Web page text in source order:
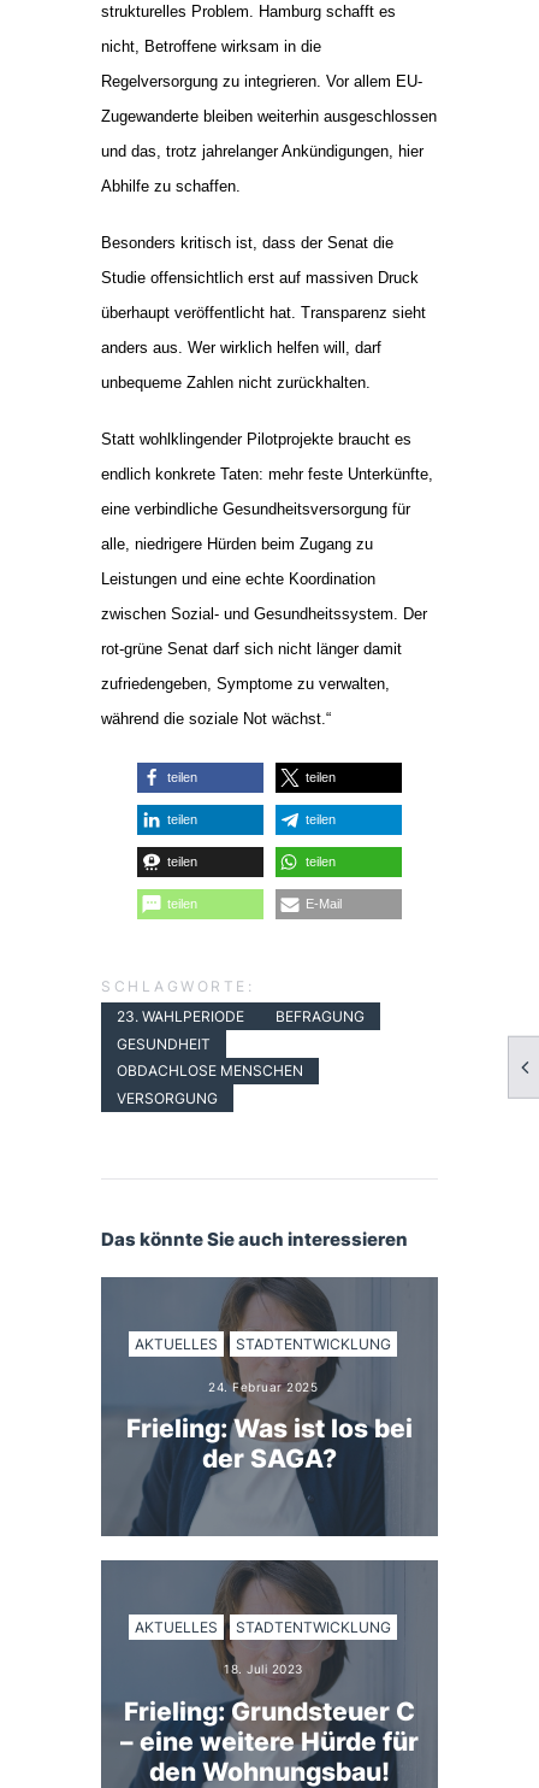
strukturelles Problem. Hamburg schafft es
nicht, Betroffene wirksam in die
Regelversorgung zu integrieren. Vor allem EU-
Zugewanderte bleiben weiterhin ausgeschlossen
und das, trotz jahrelanger Ankündigungen, hier
Abhilfe zu schaffen.
Besonders kritisch ist, dass der Senat die
Studie offensichtlich erst auf massiven Druck
überhaupt veröffentlicht hat. Transparenz sieht
anders aus. Wer wirklich helfen will, darf
unbequeme Zahlen nicht zurückhalten.
Statt wohlklingender Pilotprojekte braucht es
endlich konkrete Taten: mehr feste Unterkünfte,
eine verbindliche Gesundheitsversorgung für
alle, niedrigere Hürden beim Zugang zu
Leistungen und eine echte Koordination
zwischen Sozial- und Gesundheitssystem. Der
rot-grüne Senat darf sich nicht länger damit
zufriedengeben, Symptome zu verwalten,
während die soziale Not wächst.“
teilen teilen
teilen teilen
teilen teilen
teilen E-Mail
SCHLAGWORTE:
23. WAHLPERIODE
BEFRAGUNG
GESUNDHEIT
OBDACHLOSE MENSCHEN
VERSORGUNG
Das könnte Sie auch interessieren
AKTUELLES STADTENTWICKLUNG
24. Februar 2025
Frieling: Was ist los bei
der SAGA?
AKTUELLES STADTENTWICKLUNG
18. Juli 2023
Frieling: Grundsteuer C
– eine weitere Hürde für
den Wohnungsbau!